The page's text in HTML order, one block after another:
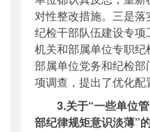
对性整改措施。三是
纪检干部队伍建设专
机关和部属单位专职纪
部属单位党务和纪检
项调查，提出了优化配
3.关于“一些单位
部纪律规矩意识淡薄”的